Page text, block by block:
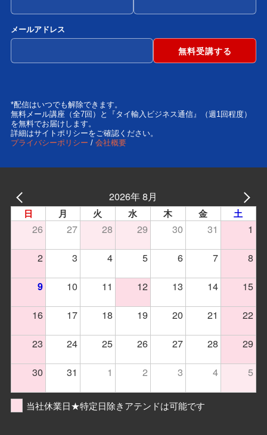
メールアドレス
*配信はいつでも解除できます。
無料メール講座（全7回）と『タイ輸入ビジネス通信』（週1回程度）
を無料でお届けします。
詳細はサイトポリシーをご確認ください。
プライバシーポリシー / 会社概要
2026年 8月
日 月 火 水 木 金 土
26 27 28 29 30 31
1
2
3 4 5 6 7 8
9 10 11 12 13 14
15
16
17 18 19 20 21
22
23
24 25 26 27 28
29
30
31 1 2 3 4 5
当社休業日★特定日除きアテンドは可能です